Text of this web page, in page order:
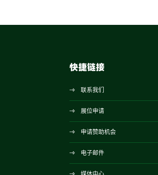
快捷链接
联系我们
展位申请
申请赞助机会
电子邮件